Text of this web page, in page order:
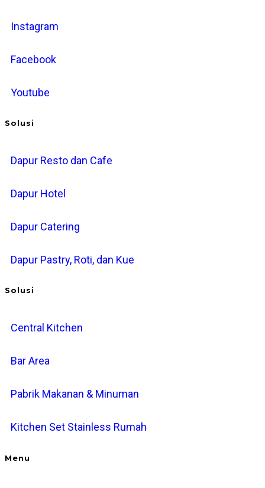
Instagram
Facebook
Youtube
Solusi
Dapur Resto dan Cafe
Dapur Hotel
Dapur Catering
Dapur Pastry, Roti, dan Kue
Solusi
Central Kitchen
Bar Area
Pabrik Makanan & Minuman
Kitchen Set Stainless Rumah
Menu